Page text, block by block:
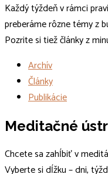
Každý týždeň v rámci
preberáme rôzne témy z
Pozrite si tiež články z
Archív
Články
Publikácie
Meditačné
Chcete sa zahĺbiť v
Vyberte si dĺžku – dni,